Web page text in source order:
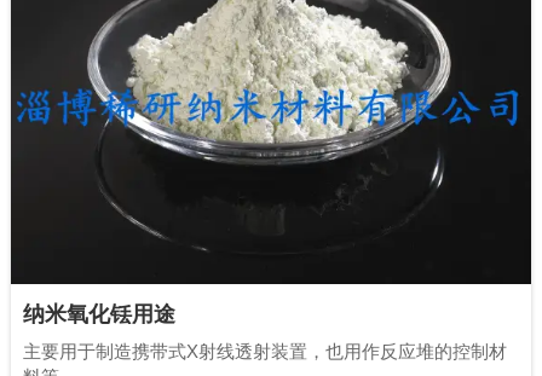
纳米氧化铥用途
主要用于制造携带式X射线透射装置，也用作反应堆的控制材